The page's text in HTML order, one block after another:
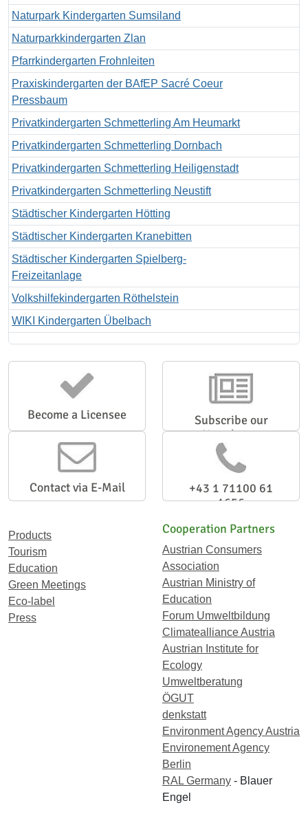
Naturpark Kindergarten Sumsiland
Naturparkkindergarten Zlan
Pfarrkindergarten Frohnleiten
Praxiskindergarten der BAfEP Sacré Coeur
Pressbaum
Privatkindergarten Schmetterling Am Heumarkt
Privatkindergarten Schmetterling Dornbach
Privatkindergarten Schmetterling Heiligenstadt
Privatkindergarten Schmetterling Neustift
Städtischer Kindergarten Hötting
Städtischer Kindergarten Kranebitten
Städtischer Kindergarten Spielberg-
Freizeitanlage
Volkshilfekindergarten Röthelstein
WIKI Kindergarten Übelbach
Become a Licensee
Subscribe our
Newsletter
Contact via E-Mail
+43 1 71100 61
1656
Products
Tourism
Education
Green Meetings
Eco-label
Press
Cooperation Partners
Austrian Consumers
Association
Austrian Ministry of
Education
Forum Umweltbildung
Climatealliance Austria
Austrian Institute for
Ecology
Umweltberatung
ÖGUT
denkstatt
Environment Agency Austria
Environement Agency
Berlin
RAL Germany - Blauer
Engel